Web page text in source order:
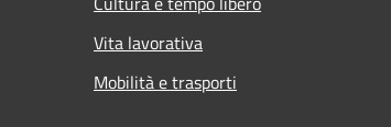
Vita lavorativa
Mobilità e trasporti